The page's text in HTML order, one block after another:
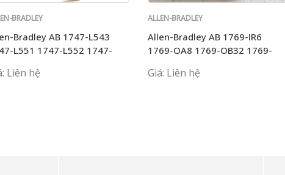
BRADLEY
Bradley AB 1747-L543
L551 1747-L552 1747-
Liên hệ
ALLEN-BRADLEY
Allen-Bradley AB 1769-IR6
1769-OA8 1769-OB32 1769-
Giá: Liên hệ